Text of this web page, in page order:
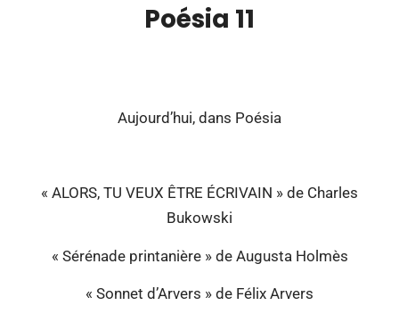
Poésia 11
Aujourd’hui, dans Poésia
« ALORS, TU VEUX ÊTRE ÉCRIVAIN » de Charles
Bukowski
« Sérénade printanière » de Augusta Holmès
« Sonnet d’Arvers » de Félix Arvers